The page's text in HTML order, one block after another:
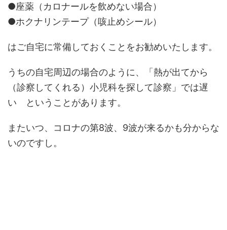
●座薬（カロナールを飲めない場合）
●ホクナリンテープ（咳止めシール）
はご自宅に常備しておくことをお勧めいたします。
うちの自宅周辺の場合のように、「熱が出てから
（診察してくれる）小児科を探して診察」では遅
い ということがあります。
またいつ、コロナの第8波、9波が来るかも分からな
いのですし。